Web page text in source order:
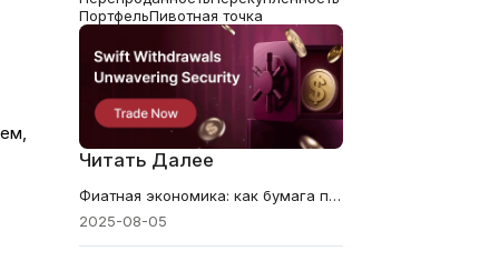
ПортфельПивотная точка
Читать Далее
Фиатная экономика: как бумага правит миром
2025-08-05